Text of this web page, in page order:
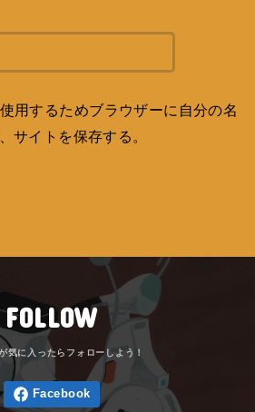
用するためブラウザーに自分の名
サイトを保存する。
FOLLOW